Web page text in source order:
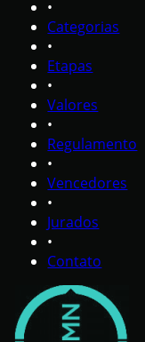
•
Categorias
•
Etapas
•
Valores
•
Regulamento
•
Vencedores
•
Jurados
•
Contato